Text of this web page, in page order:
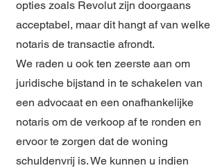
opties zoals Revolut zijn doorgaans
acceptabel, maar dit hangt af van welke
notaris de transactie afrondt.
We raden u ook ten zeerste aan om
juridische bijstand in te schakelen van
een advocaat en een onafhankelijke
notaris om de verkoop af te ronden en
ervoor te zorgen dat de woning
schuldenvrij is. We kunnen u indien